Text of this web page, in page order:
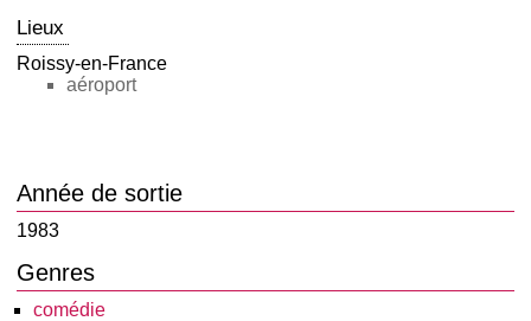
Lieux
Roissy-en-France
aéroport
Année de sortie
1983
Genres
comédie